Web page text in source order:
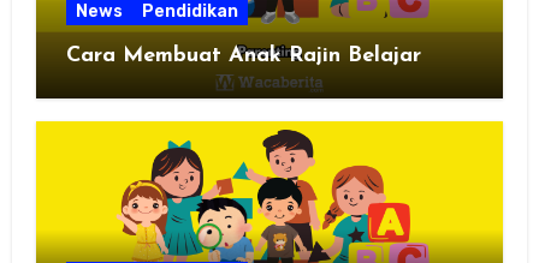
News Pendidikan
Cara Membuat Anak Rajin Belajar